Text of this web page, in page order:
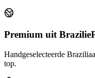
Premium uit Brazilie
Handgeselecteerde
top.